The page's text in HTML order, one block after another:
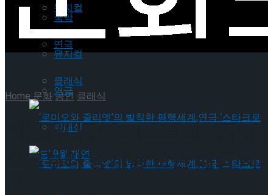
뮤지컬
연극
클래식
국악
뮤지컬
연극
클래식
Home문화공연클래식
세종꿈나무오케스트라, 우알롱
으로부터 동계용 보온 패딩 지